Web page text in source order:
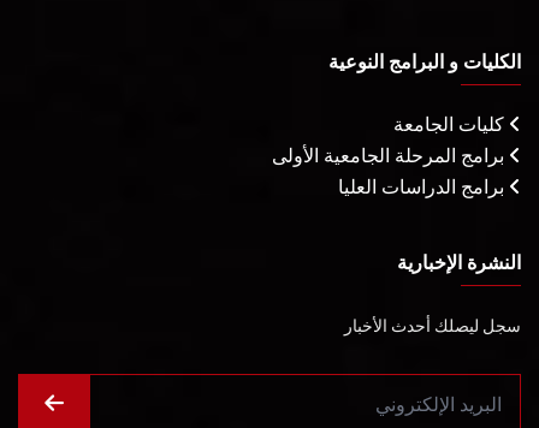
الكليات و البرامج النوعية
كليات الجامعة
برامج المرحلة الجامعية الأولى
برامج الدراسات العليا
النشرة الإخبارية
سجل ليصلك أحدث الأخبار